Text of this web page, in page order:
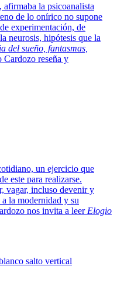
afirmaba la psicoanalista
de lo onírico no supone
experimentación, de
neurosis, hipótesis que la
del sueño, fantasmas,
Cardozo reseña y
un ejercicio que
este para realizarse.
vagar, incluso devenir y
la modernidad y su
nos invita a leer Elogio